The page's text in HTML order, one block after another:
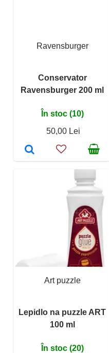
Ravensburger
Conservator
Ravensburger 200 ml
În stoc (10)
50,00 Lei
Art puzzle
Lepidlo na puzzle ART
100 ml
În stoc (20)